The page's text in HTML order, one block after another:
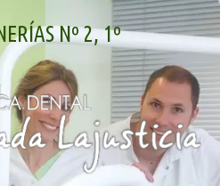
Nº 2, 1º